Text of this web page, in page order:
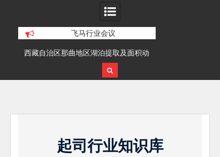
飞马行业会议
面向异形古建筑的空地多源数据融合精
细化三维重建研究
起司行业知识库